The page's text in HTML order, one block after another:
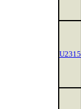
U2315